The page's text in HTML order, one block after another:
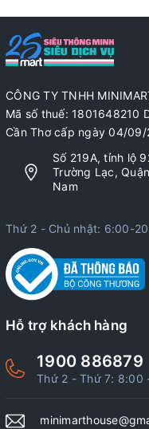
CÔNG TY TNHH
Mã số thuế: 1801648210
Cần Thơ cấp ngày 04/09/
Số 219A, tỉnh lộ
Trường Lạc,
Nam
Thứ 2 - Chủ nhật: 6:00-
Hỗ trợ khách hàng
1900 886879
Thứ 2 - Thứ 7: 8:00